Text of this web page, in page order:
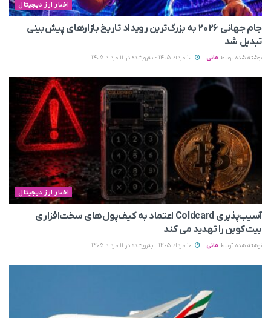
اخبار ارز دیجیتال
جام جهانی ۲۰۲۶ به بزرگ‌ترین رویداد تاریخ بازارهای پیش‌بینی
تبدیل شد
نوشته شده توسط مانی
اخبار ارز دیجیتال
آسیب‌پذیری Coldcard اعتماد به کیف‌پول‌های سخت‌افزاری
بیت‌کوین را تهدید می‌ کند
نوشته شده توسط مانی